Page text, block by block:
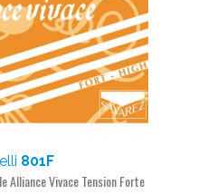
801F
Alliance Vivace Tension Forte